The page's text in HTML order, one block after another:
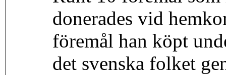
donerades vid
föremål han köpt
det svenska folket